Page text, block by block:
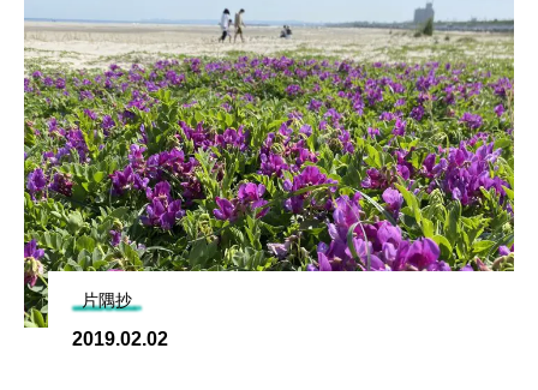
片隅抄
2019.02.02